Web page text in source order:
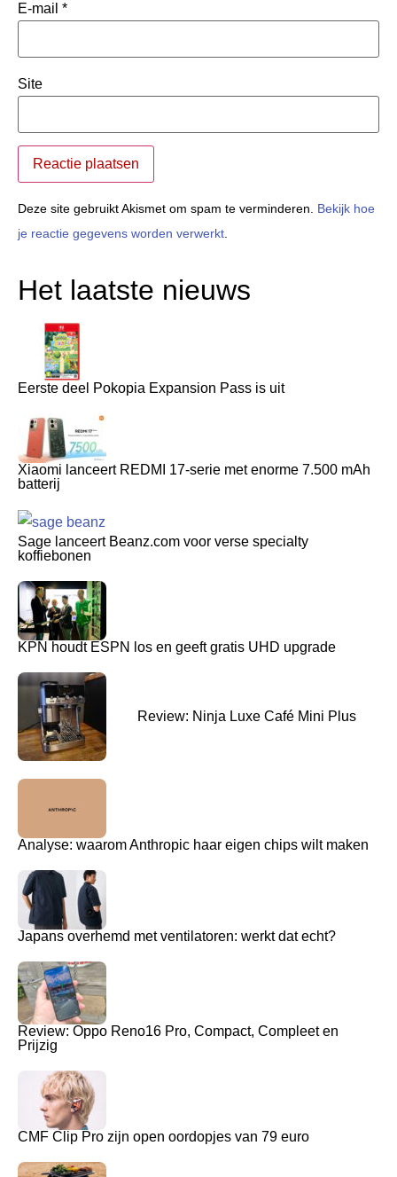
E-mail *
Site
Deze site gebruikt Akismet om spam te verminderen. Bekijk hoe
je reactie gegevens worden verwerkt
Het laatste nieuws
Eerste deel Pokopia Expansion Pass is uit
Xiaomi lanceert REDMI 17-serie met enorme 7.500 mAh
batterij
Sage lanceert Beanz.com voor verse specialty
koffiebonen
KPN houdt ESPN los en geeft gratis UHD upgrade
Review: Ninja Luxe Café Mini Plus
Analyse: waarom Anthropic haar eigen chips wilt maken
Japans overhemd met ventilatoren: werkt dat echt?
Review: Oppo Reno16 Pro, Compact, Compleet en
Prijzig
CMF Clip Pro zijn open oordopjes van 79 euro